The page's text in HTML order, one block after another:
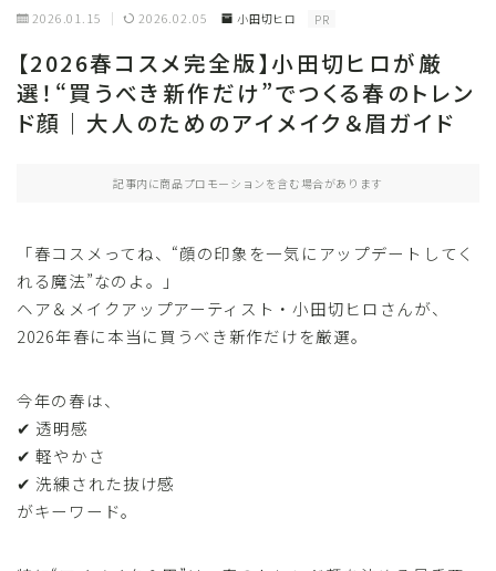
2026.01.15 2026.02.05 小田切ヒロ PR
【2026春コスメ完全版】小田切ヒロが厳
選！“買うべき新作だけ”でつくる春のトレン
ド顔｜大人のためのアイメイク＆眉ガイド
記事内に商品プロモーションを含む場合があります
「春コスメってね、“顔の印象を一気にアップデートしてく
れる魔法”なのよ。」
ヘア＆メイクアップアーティスト・小田切ヒロさんが、
2026年春に本当に買うべき新作だけを厳選。
今年の春は、
✔ 透明感
✔ 軽やかさ
✔ 洗練された抜け感
がキーワード。